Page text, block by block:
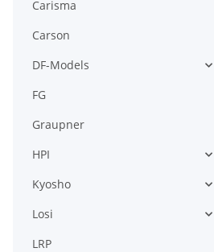
Carisma
Carson
DF-Models
FG
Graupner
HPI
Kyosho
Losi
LRP